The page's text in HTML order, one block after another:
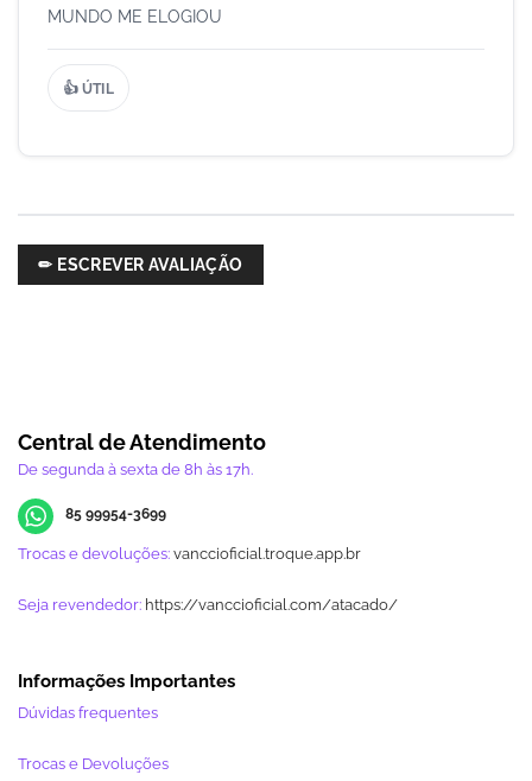
MUNDO ME ELOGIOU
👍 ÚTIL
✏ ESCREVER AVALIAÇÃO
Central de Atendimento
De segunda à sexta de 8h às 17h.
85 99954-3699
Trocas e devoluções: vanccioficial.troque.app.br
Seja revendedor: https://vanccioficial.com/atacado/
Informações Importantes
Dúvidas frequentes
Trocas e Devoluções